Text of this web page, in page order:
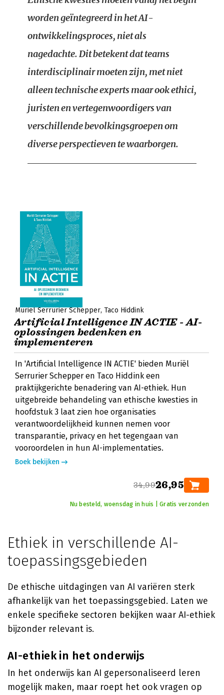
worden geïntegreerd in het AI-
ontwikkelingsproces, niet als
nagedachte. Dit betekent dat teams
interdisciplinair moeten zijn, met niet
alleen technische experts maar ook ethici,
juristen en vertegenwoordigers van
verschillende bevolkingsgroepen om
diverse perspectieven te waarborgen.
Muriël Serrurier Schepper Taco Hiddink
Artificial Intelligence IN ACTIE - AI-
oplossingen bedenken en
implementeren
In 'Artificial Intelligence IN ACTIE' bieden Muriël
Serrurier Schepper en Taco Hiddink een
praktijkgerichte benadering van AI-ethiek. Hun
uitgebreide behandeling van ethische kwesties in
hoofdstuk 3 laat zien hoe organisaties
verantwoordelijkheid kunnen nemen voor
transparantie, privacy en het tegengaan van
vooroordelen in hun AI-implementaties.
Boek bekijken
34,9926,95
Nu besteld, woensdag in huis | Gratis verzonden
Ethiek in verschillende AI-
toepassingsgebieden
De ethische uitdagingen van AI variëren sterk
afhankelijk van het toepassingsgebied. Laten we
enkele specifieke sectoren bekijken waar AI-ethiek
bijzonder relevant is.
AI-ethiek in het onderwijs
In het onderwijs kan AI gepersonaliseerd leren
mogelijk maken, maar roept het ook vragen op